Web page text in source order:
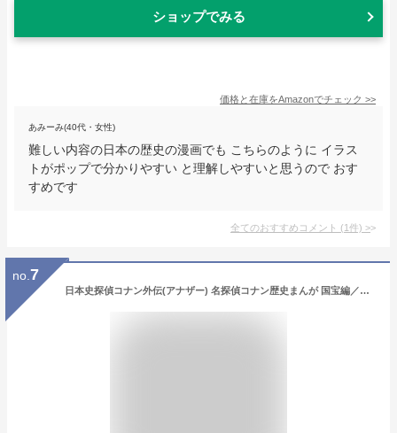
ショップでみる
価格と在庫をAmazonでチェック >>
あみーみ(40代・女性)
難しい内容の日本の歴史の漫画でも こちらのように イラス
トがポップで分かりやすい と理解しやすいと思うので おす
すめです
全てのおすすめコメント (1件) >
no. 7
日本史探偵コナン外伝(アナザー) 名探偵コナン歴史まんが 国宝編／青山剛昌【3000円以上送料無料】